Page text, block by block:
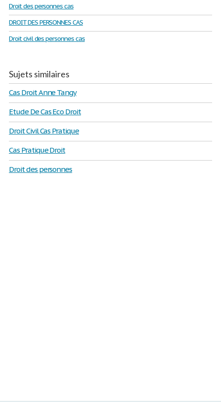
Droit des personnes cas
DROIT DES PERSONNES CAS
Droit civil des personnes cas
Sujets similaires
Cas Droit Anne Tangy
Etude De Cas Eco Droit
Droit Civil Cas Pratique
Cas Pratique Droit
Droit des personnes